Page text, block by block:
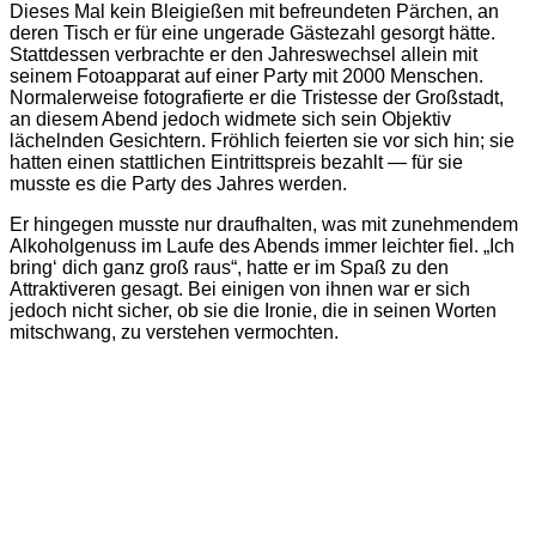
Dieses Mal kein Bleigießen mit befreundeten Pärchen, an
deren Tisch er für eine ungerade Gästezahl gesorgt hätte.
Stattdessen verbrachte er den Jahreswechsel allein mit
seinem Fotoapparat auf einer Party mit 2000 Menschen.
Normalerweise fotografierte er die Tristesse der Großstadt,
an diesem Abend jedoch widmete sich sein Objektiv
lächelnden Gesichtern. Fröhlich feierten sie vor sich hin; sie
hatten einen stattlichen Eintrittspreis bezahlt — für sie
musste es die Party des Jahres werden.
Er hingegen musste nur draufhalten, was mit zunehmendem
Alkoholgenuss im Laufe des Abends immer leichter fiel. „Ich
bring‘ dich ganz groß raus“, hatte er im Spaß zu den
Attraktiveren gesagt. Bei einigen von ihnen war er sich
jedoch nicht sicher, ob sie die Ironie, die in seinen Worten
mitschwang, zu verstehen vermochten.